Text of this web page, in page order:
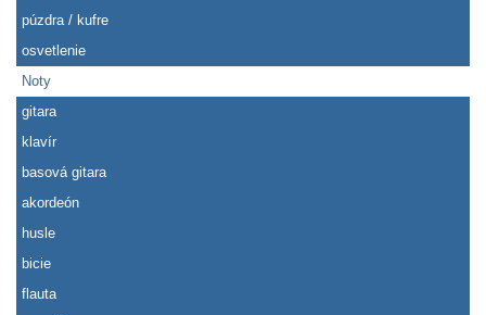
púzdra / kufre
osvetlenie
Noty
gitara
klavír
basová gitara
akordeón
husle
bicie
flauta